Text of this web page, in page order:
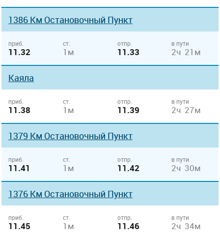
1386 Км Остановочный Пункт
приб.
11.32
ст.
1м
отпр.
11.33
в пути
2ч 21м
Каяла
приб.
11.38
ст.
1м
отпр.
11.39
в пути
2ч 27м
1379 Км Остановочный Пункт
приб.
11.41
ст.
1м
отпр.
11.42
в пути
2ч 30м
1376 Км Остановочный Пункт
приб.
11.45
ст.
1м
отпр.
11.46
в пути
2ч 34м